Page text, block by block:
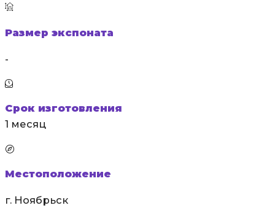
Размер экспоната
-
Срок изготовления
1 месяц
Местоположение
г. Ноябрьск